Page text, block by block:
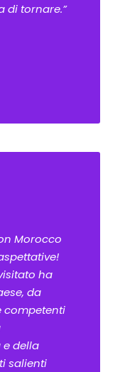
di tornare.”
Morocco
ha
da
competenti
della
salienti